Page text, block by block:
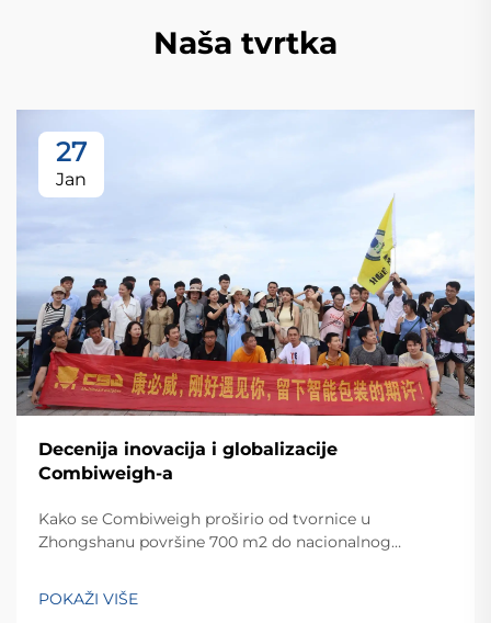
Naša tvrtka
27
Jan
Decenija inovacija i globalizacije
Combiweigh-a
Kako se Combiweigh proširio od tvornice u
Zhongshanu površine 700 m2 do nacionalnog
zemalja. Otkrijte njihova inteligentna rješenja za
tehtanjezažali globalnu konsultaciju OEM/ODM-a još
POKAŽI VIŠE